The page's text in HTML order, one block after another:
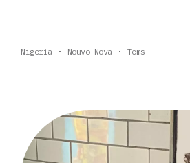
Nigeria Nouvo Nova Tems